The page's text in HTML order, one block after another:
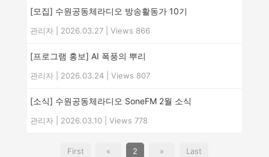
[모집] 수원공동체라디오 방송활동가 10기
관리자 2026.03.27 Views 866
[프로그램 홍보] AI 폭풍의 뿌리
관리자 2026.03.24 Views 807
[소식] 수원공동체라디오 SoneFM 2월 소식
관리자 2026.03.10 Views 778
First « 2 » Last